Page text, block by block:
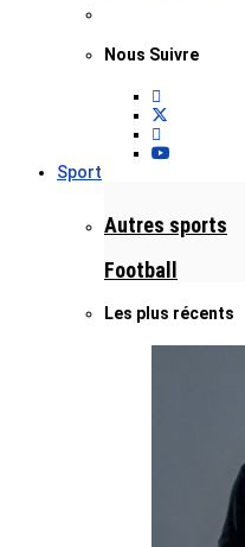
Nous Suivre
Sport
Autres sports
Football
Les plus récents